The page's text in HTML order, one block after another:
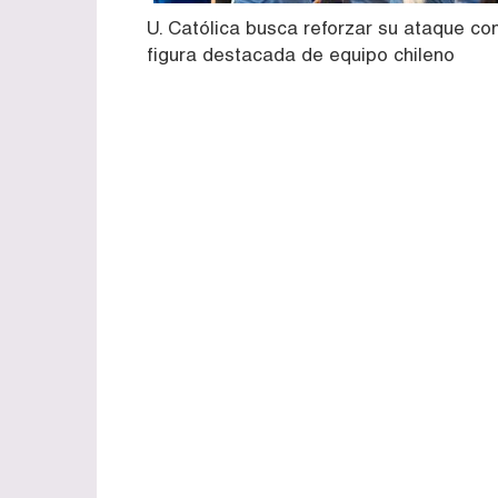
U. Católica busca reforzar su ataque
figura destacada de equipo chileno